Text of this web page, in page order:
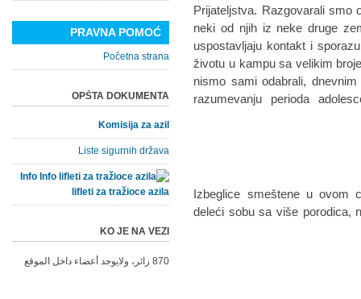
Prijateljstva. Razgovarali smo
neki od njih iz neke druge
uspostavljaju kontakt i
životu u kampu sa velikim
nismo sami odabrali,
razumevanju perioda
Izbeglice smeštene u ovom
deleći sobu sa više porodica,
PRAVNA POMOĆ
Početna strana
OPŠTA DOKUMENTA
Komisija za azil
Liste sigurnih država
Info
lifleti za tražioce azila
KO JE NA VEZI
870 زائر، ولايوجد أعضاء داخل الموقع